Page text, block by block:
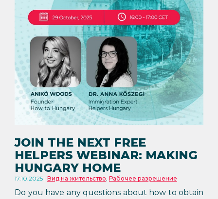
JOIN THE NEXT FREE
HELPERS WEBINAR: MAKING
HUNGARY HOME
17.10.2025 Вид на жительство, Рабочее разрешение
Do you have any questions about how to obtain